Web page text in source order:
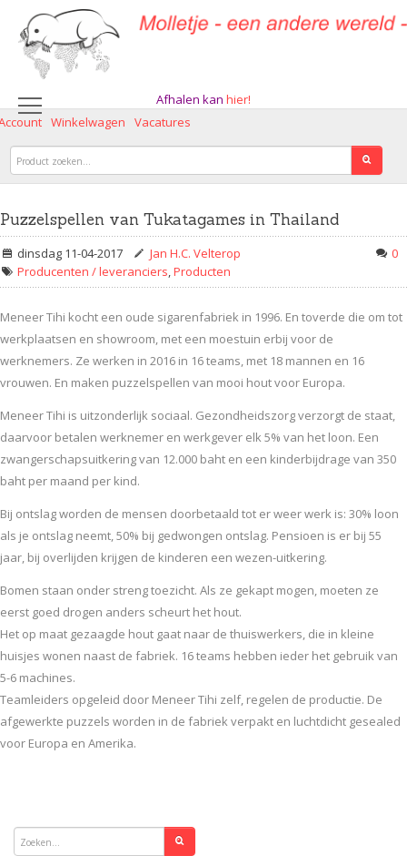
Afhalen kan hier!
Winkelwagen Vacatures
Puzzelspellen van Tukatagames in Thailand
0
dinsdag 11-04-2017
Jan H.C. Velterop
Producenten / leveranciers,Producten
Meneer Tihi kocht een oude sigarenfabriek in 1996. En toverde die om tot
werkplaatsen en showroom, met een moestuin erbij voor de
werknemers. Ze werken in 2016 in 16 teams, met 18 mannen en 16
vrouwen. En maken puzzelspellen van mooi hout voor Europa.
Meneer Tihi is uitzonderlijk sociaal. Gezondheidszorg verzorgt de staat,
daarvoor betalen werknemer en werkgever elk 5% van het loon. Een
zwangerschapsuitkering van 12.000 baht en een kinderbijdrage van 350
baht per maand per kind.
Bij ontslag worden de mensen doorbetaald tot er weer werk is: 30% loon
als je ontslag neemt, 50% bij gedwongen ontslag. Pensioen is er bij 55
jaar, bij overlijden krijgen de kinderen een wezen-uitkering.
Bomen staan onder streng toezicht. Als ze gekapt mogen, moeten ze
eerst goed drogen anders scheurt het hout.
Het op maat gezaagde hout gaat naar de thuiswerkers, die in kleine
huisjes wonen naast de fabriek. 16 teams hebben ieder het gebruik van
5-6 machines.
Teamleiders opgeleid door Meneer Tihi zelf, regelen de productie. De
afgewerkte puzzels worden in de fabriek verpakt en luchtdicht gesealed
voor Europa en Amerika.